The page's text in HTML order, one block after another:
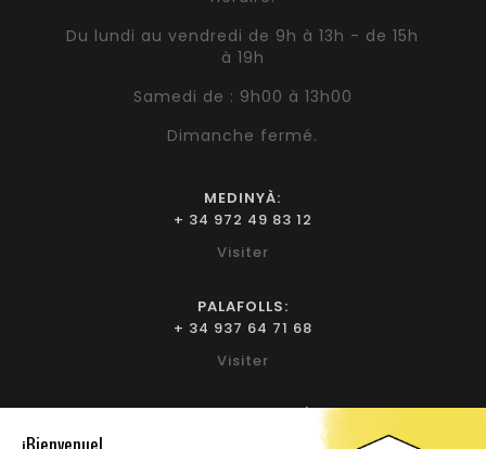
Du lundi au vendredi de 9h à 13h - de 15h
à 19h
Samedi de : 9h00 à 13h00
Dimanche fermé.
MEDINYÀ:
+ 34 972 49 83 12
Visiter
PALAFOLLS:
+ 34 937 64 71 68
Visiter